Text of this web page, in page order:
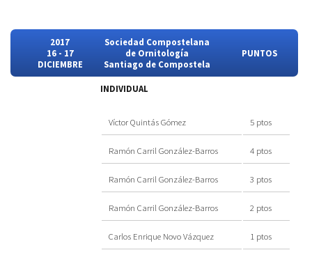
2017
16 - 17
DICIEMBRE
Sociedad Compostelana
de Ornitología
Santiago de Compostela
PUNTOS
INDIVIDUAL
Víctor Quintás Gómez 5 ptos
Ramón Carril González-Barros 4 ptos
Ramón Carril González-Barros 3 ptos
Ramón Carril González-Barros 2 ptos
Carlos Enrique Novo Vázquez 1 ptos